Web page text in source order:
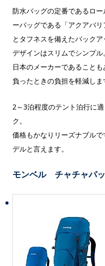
防水バッグの定番であるロ
ーバッグである「アクアバ
とタフネスを備えたバックア
デザインはスリムでシンプル。
日本のメーカーであること
負ったときの負担を軽減しま
2～3泊程度のテント泊行に
ク。
価格もかなりリーズナブル
デルと言えます。
モンベル チャチャパ